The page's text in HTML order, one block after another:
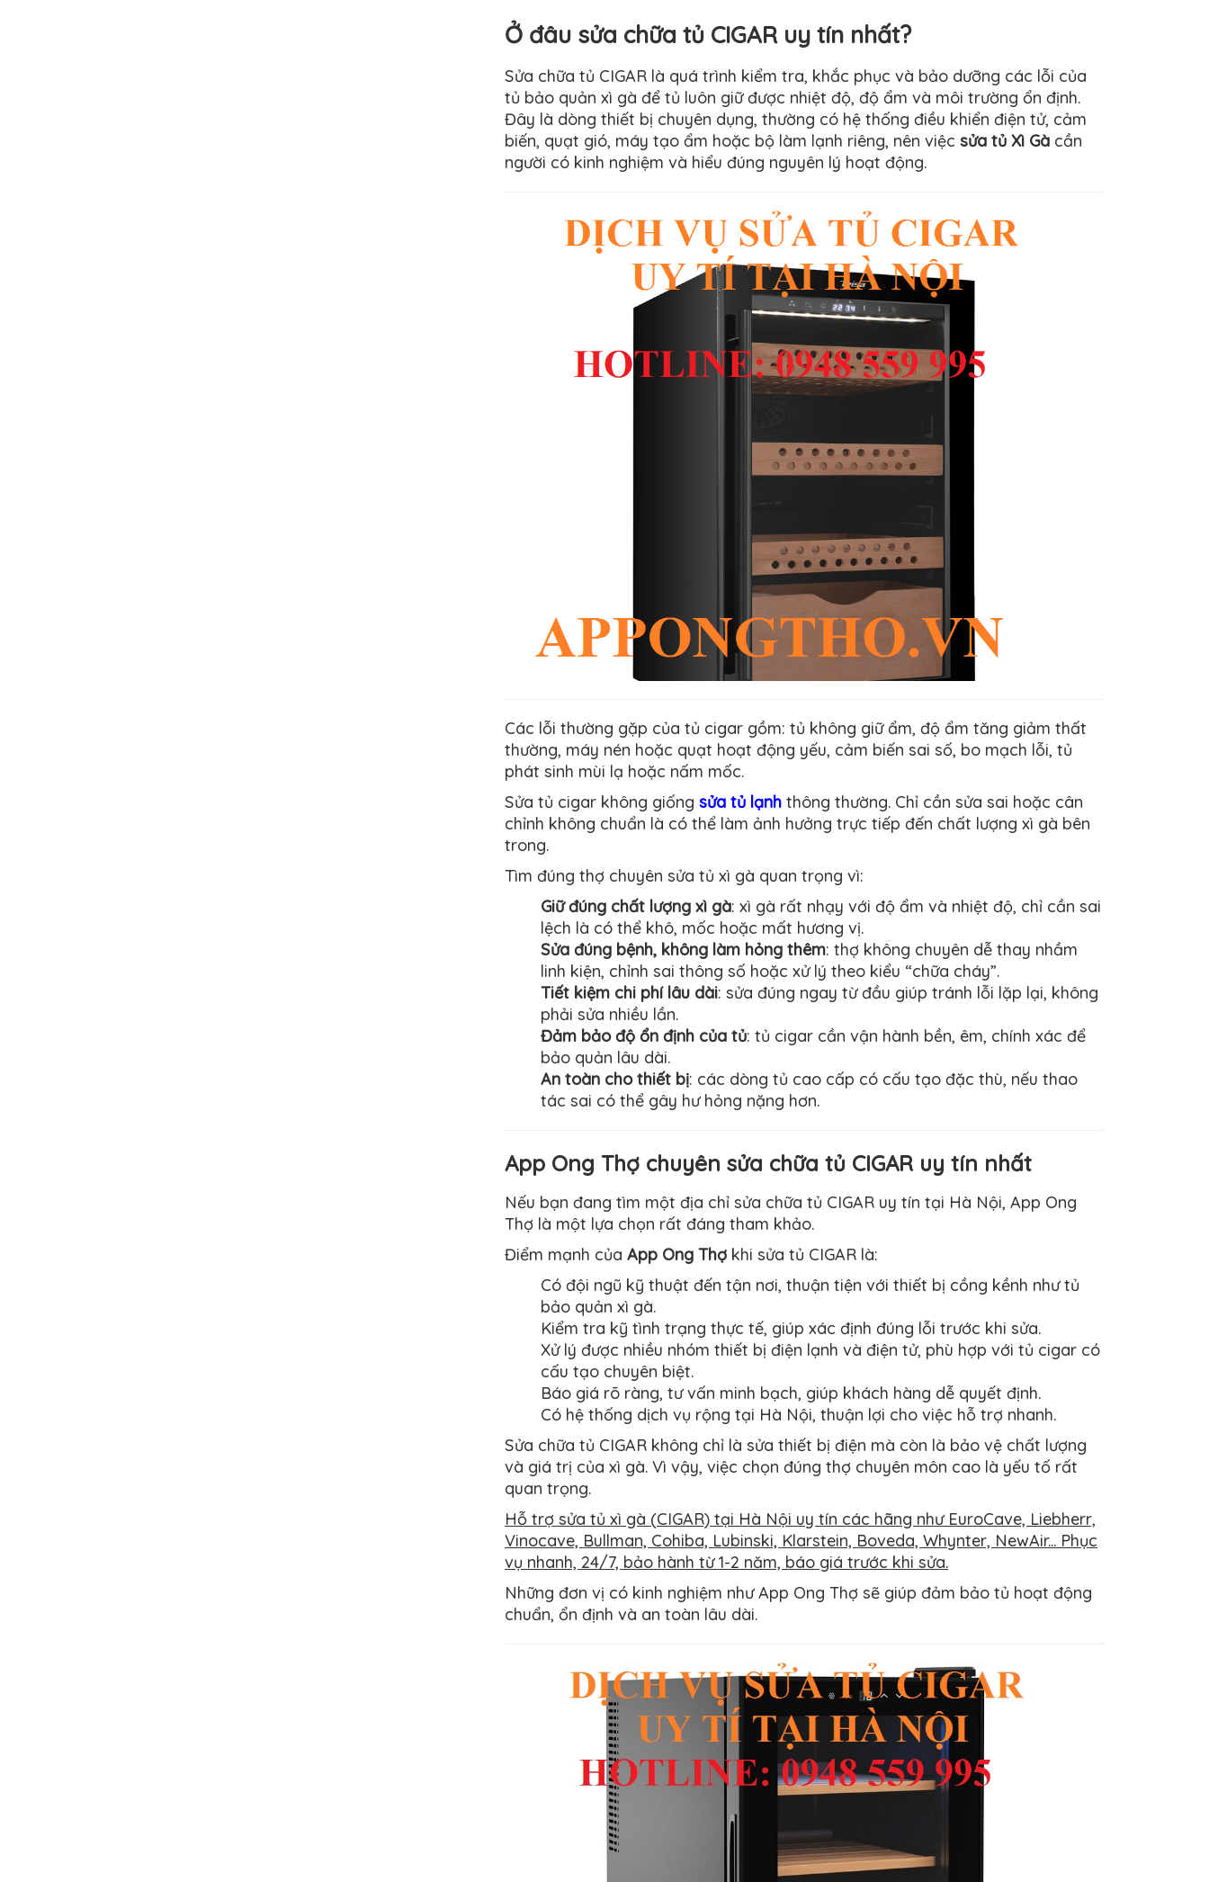
Ở đâu sửa chữa tủ CIGAR uy tín nhất?
Sửa chữa tủ CIGAR là quá trình kiểm tra, khắc phục và bảo dưỡng các lỗi của
tủ bảo quản xì gà để tủ luôn giữ được nhiệt độ, độ ẩm và môi trường ổn định.
Đây là dòng thiết bị chuyên dụng, thường có hệ thống điều khiển điện tử, cảm
biến, quạt gió, máy tạo ẩm hoặc bộ làm lạnh riêng, nên việc sửa tủ Xì Gà cần
người có kinh nghiệm và hiểu đúng nguyên lý hoạt động.
Các lỗi thường gặp của tủ cigar gồm: tủ không giữ ẩm, độ ẩm tăng giảm thất
thường, máy nén hoặc quạt hoạt động yếu, cảm biến sai số, bo mạch lỗi, tủ
phát sinh mùi lạ hoặc nấm mốc.
Sửa tủ cigar không giống sửa tủ lạnh thông thường. Chỉ cần sửa sai hoặc cân
chỉnh không chuẩn là có thể làm ảnh hưởng trực tiếp đến chất lượng xì gà bên
trong.
Tìm đúng thợ chuyên sửa tủ xì gà quan trọng vì:
Giữ đúng chất lượng xì gà: xì gà rất nhạy với độ ẩm và nhiệt độ, chỉ cần sai
lệch là có thể khô, mốc hoặc mất hương vị.
Sửa đúng bệnh, không làm hỏng thêm: thợ không chuyên dễ thay nhầm
linh kiện, chỉnh sai thông số hoặc xử lý theo kiểu “chữa cháy”.
Tiết kiệm chi phí lâu dài: sửa đúng ngay từ đầu giúp tránh lỗi lặp lại, không
phải sửa nhiều lần.
Đảm bảo độ ổn định của tủ: tủ cigar cần vận hành bền, êm, chính xác để
bảo quản lâu dài.
An toàn cho thiết bị: các dòng tủ cao cấp có cấu tạo đặc thù, nếu thao
tác sai có thể gây hư hỏng nặng hơn.
App Ong Thợ chuyên sửa chữa tủ CIGAR uy tín nhất
Nếu bạn đang tìm một địa chỉ sửa chữa tủ CIGAR uy tín tại Hà Nội, App Ong
Thợ là một lựa chọn rất đáng tham khảo.
Điểm mạnh của App Ong Thợ khi sửa tủ CIGAR là:
Có đội ngũ kỹ thuật đến tận nơi, thuận tiện với thiết bị cồng kềnh như tủ
bảo quản xì gà.
Kiểm tra kỹ tình trạng thực tế, giúp xác định đúng lỗi trước khi sửa.
Xử lý được nhiều nhóm thiết bị điện lạnh và điện tử, phù hợp với tủ cigar có
cấu tạo chuyên biệt.
Báo giá rõ ràng, tư vấn minh bạch, giúp khách hàng dễ quyết định.
Có hệ thống dịch vụ rộng tại Hà Nội, thuận lợi cho việc hỗ trợ nhanh.
Sửa chữa tủ CIGAR không chỉ là sửa thiết bị điện mà còn là bảo vệ chất lượng
và giá trị của xì gà. Vì vậy, việc chọn đúng thợ chuyên môn cao là yếu tố rất
quan trọng.
Hỗ trợ sửa tủ xì gà (CIGAR) tại Hà Nội uy tín các hãng như EuroCave, Liebherr,
Vinocave, Bullman, Cohiba, Lubinski, Klarstein, Boveda, Whynter, NewAir... Phục
vụ nhanh, 24/7, bảo hành từ 1-2 năm, báo giá trước khi sửa.
Những đơn vị có kinh nghiệm như App Ong Thợ sẽ giúp đảm bảo tủ hoạt động
chuẩn, ổn định và an toàn lâu dài.